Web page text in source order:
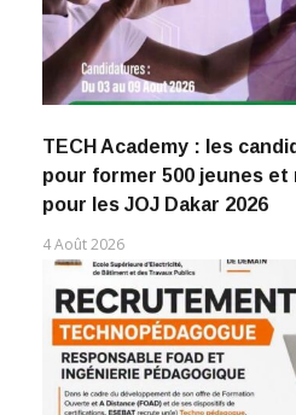
TECH Academy : les
pour former 500 jeunes
pour les JOJ Dakar 2026
4 Août 2026